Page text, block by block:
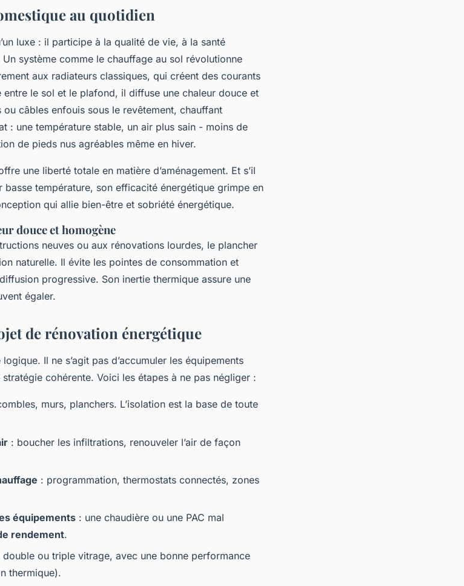
au quotidien
luxe : il participe à la qualité de vie, à la santé
système comme le chauffage au sol révolutionne
aux radiateurs classiques, qui créent des courants
entre le sol et le plafond, il diffuse une chaleur douce et
câbles enfouis sous le revêtement, chauffant
: une température stable, un air plus sain - moins de
de pieds nus agréables même en hiver.
une liberté totale en matière d’aménagement. Et s’il
température, son efficacité énergétique grimpe en
qui allie bien-être et sobriété énergétique.
douce et homogène
neuves ou aux rénovations lourdes, le plancher
naturelle. Il évite les pointes de consommation et
progressive. Son inertie thermique assure une
égaler.
de rénovation énergétique
Il ne s’agit pas d’accumuler les équipements
cohérente. Voici les étapes à ne pas négliger :
murs, planchers. L’isolation est la base de toute
: boucher les infiltrations, renouveler l’air de façon
: programmation, thermostats connectés, zones
équipements : une chaudière ou une PAC mal
rendement.
double ou triple vitrage, avec une bonne performance
thermique).